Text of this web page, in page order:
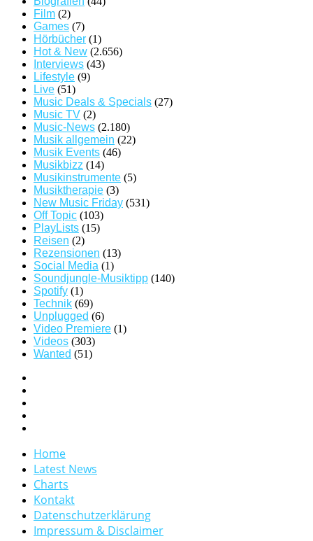
Film (2)
Games (7)
Hörbücher (1)
Hot & New (2.656)
Interviews (43)
Lifestyle (9)
Live (51)
Music Deals & Specials (27)
Music TV (2)
Music-News (2.180)
Musik allgemein (22)
Musik Events (46)
Musikbizz (14)
Musikinstrumente (5)
Musiktherapie (3)
New Music Friday (531)
Off Topic (103)
PlayLists (15)
Reisen (2)
Rezensionen (13)
Social Media (1)
Soundjungle-Musiktipp (140)
Spotify (1)
Technik (69)
Unplugged (6)
Video Premiere (1)
Videos (303)
Wanted (51)
Home
Latest News
Charts
Kontakt
Datenschutzerklärung
Impressum & Disclaimer